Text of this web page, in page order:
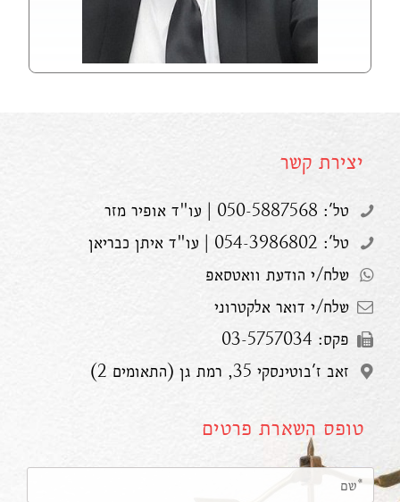
יצירת קשר
טל': 050-5887568 | עו"ד אופיר מזר
טל': 054-3986802 | עו"ד איתן כבריאן
שלח/י הודעת וואטסאפ
שלח/י דואר אלקטרוני
פקס: 03-5757034
זאב ז'בוטינסקי 35, רמת גן (התאומים 2)
טופס השארת פרטים